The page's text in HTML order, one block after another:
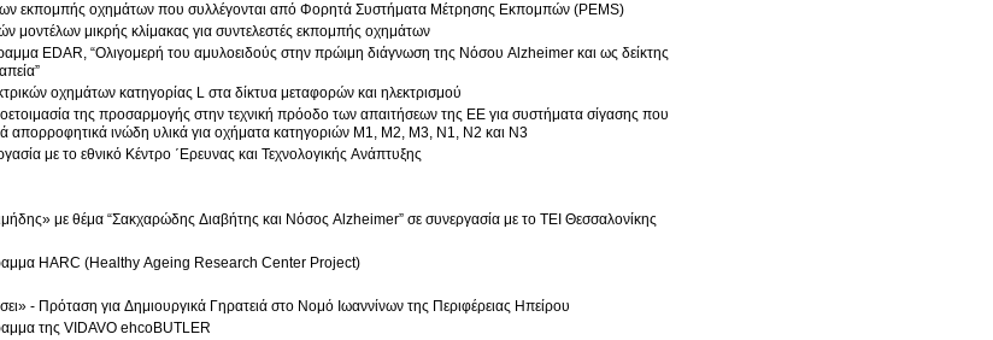
εκπομπής οχημάτων που συλλέγονται από Φορητά Συστήματα Μέτρησης Εκπομπών (PEMS)
μοντέλων μικρής κλίμακας για συντελεστές εκπομπής οχημάτων
του αμυλοειδούς στην πρώιμη διάγνωση της Νόσου Alzheimer και ως δείκτης
οχημάτων κατηγορίας L στα δίκτυα μεταφορών και ηλεκτρισμού
της προσαρμογής στην τεχνική πρόοδο των απαιτήσεων της ΕΕ για συστήματα σίγασης που
απορροφητικά ινώδη υλικά για οχήματα κατηγοριών M1, M2, M3, N1, N2 και N3
με το εθνικό Κέντρο ΄Ερευνας και Τεχνολογικής Ανάπτυξης
με θέμα “Σακχαρώδης Διαβήτης και Νόσος Alzheimer” σε συνεργασία με το ΤΕΙ Θεσσαλονίκης
HARC (Healthy Ageing Research Center Project)
- Πρόταση για Δημιουργικά Γηρατειά στο Νομό Ιωαννίνων της Περιφέρειας Ηπείρου
της VIDAVO ehcoBUTLER